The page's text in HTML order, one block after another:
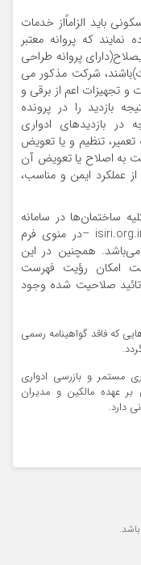
باید الزاماًاز خدمات
که پروانه معتبر
پروانه طراحی
شرکت مذکور می
تجهیزات اعم از برقی و
بازدید را در پرونده
در بازدیدهای ادواری
تنظیم و یا تعویض
به اصلاح یا تعویض آن
عملکرد ایمن و مناسب،
ساختمان‌ها در سامانه
مدیریت بازرسی آسانسور به آدرس : isiri.org.ir –در منوی فرم
همچنین در این
امکان رؤیت فهرست
صلاحیت شده وجود
که فاقد گواهینامه رسمی
مستمر و بازرسی ادواری
عهده مالکین و مدیران
دارد.